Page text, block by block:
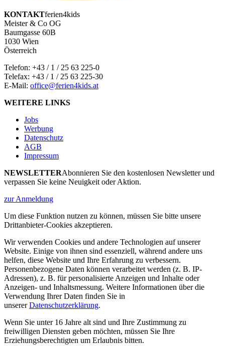
KONTAKTferien4kids
Meister & Co OG
Baumgasse 60B
1030 Wien
Österreich
Telefon: +43 / 1 / 25 63 225-0
Telefax: +43 / 1 / 25 63 225-30
E-Mail: office@ferien4kids.at
WEITERE LINKS
Jobs
Werbung
Datenschutz
AGB
Impressum
NEWSLETTERAbonnieren Sie den kostenlosen Newsletter und
verpassen Sie keine Neuigkeit oder Aktion.
zur Anmeldung
Um diese Funktion nutzen zu können, müssen Sie bitte unsere
Drittanbieter-Cookies akzeptieren.
Wir verwenden Cookies und andere Technologien auf unserer
Website. Einige von ihnen sind essenziell, während andere uns
helfen, diese Website und Ihre Erfahrung zu verbessern.
Personenbezogene Daten können verarbeitet werden (z. B. IP-
Adressen), z. B. für personalisierte Anzeigen und Inhalte oder
Anzeigen- und Inhaltsmessung. Weitere Informationen über die
Verwendung Ihrer Daten finden Sie in
unsererDatenschutzerklärung.
Wenn Sie unter 16 Jahre alt sind und Ihre Zustimmung zu
freiwilligen Diensten geben möchten, müssen Sie Ihre
Erziehungsberechtigten um Erlaubnis bitten.